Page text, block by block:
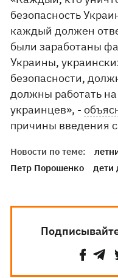
безопасность
каждый должен
были заработаны
Украины,
безопасности,
должны работать
украинцев», -
причины введения
Новости по теме:
Петр Порошенко
дети